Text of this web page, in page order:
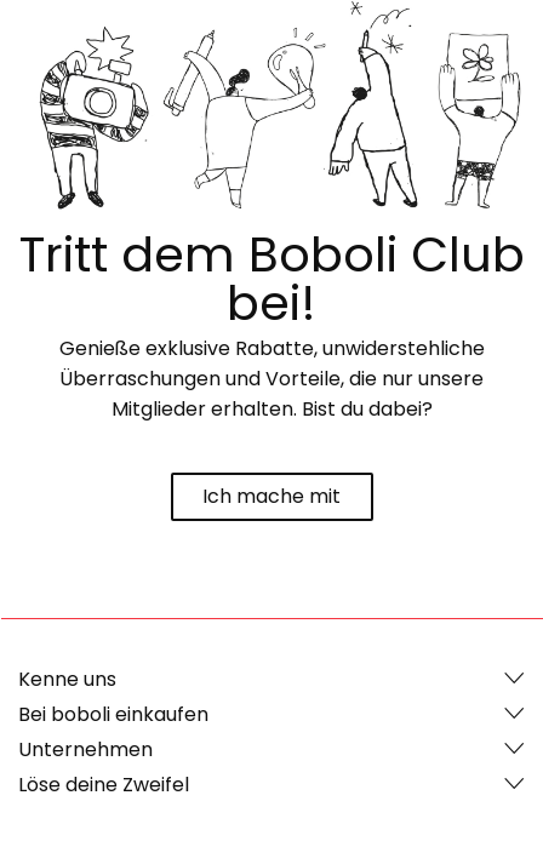
Tritt dem Boboli Club
bei!
Genieße exklusive Rabatte, unwiderstehliche
Überraschungen und Vorteile, die nur unsere
Mitglieder erhalten. Bist du dabei?
Ich mache mit
Kenne uns
Bei boboli einkaufen
Unternehmen
Löse deine Zweifel